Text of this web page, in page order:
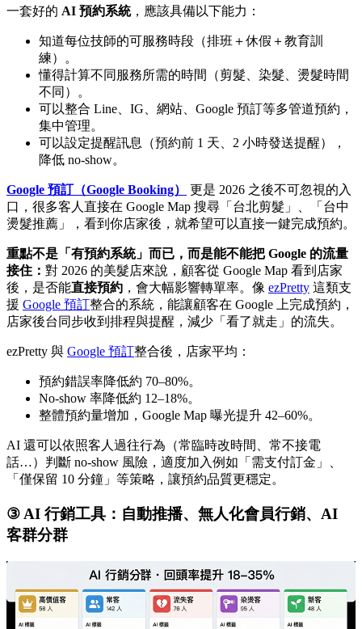
一套好的 AI 預約系統，應該具備以下能力：
知道每位技師的可服務時段（排班＋休假＋教育訓
練）。
懂得計算不同服務所需的時間（剪髮、染髮、燙髮時間
不同）。
可以整合 Line、IG、網站、Google 預訂等多管道預約，
集中管理。
可以設定提醒訊息（預約前 1 天、2 小時發送提醒），
降低 no-show。
Google 預訂（Google Booking）
更是 2026 之後不可忽視的入
口，很多客人直接在 Google Map 搜尋「台北剪髮」、「台中
燙髮推薦」，看到你店家後，就希望可以直接一鍵完成預約。
重點不是「有預約系統」而已，而是能不能把 Google 的流量
接住： 對 2026 的美髮店來說，顧客從 Google Map 看到店家
後，是否能直接預約 ，會大幅影響轉單率。像 ezPretty 這類支
援 Google 預訂整合的系統，能讓顧客在 Google 上完成預約，
店家後台同步收到排程與提醒，減少「看了就走」的流失。
ezPretty 與 Google 預訂整合後，店家平均：
預約錯誤率降低約 70–80%。
No-show 率降低約 12–18%。
整體預約量增加，Google Map 曝光提升 42–60%。
AI 還可以依照客人過往行為（常臨時改時間、常不接電
話…）判斷 no-show 風險，適度加入例如「需支付訂金」、
「僅保留 10 分鐘」等策略，讓預約品質更穩定。
③ AI 行銷工具：自動推播、無人化會員行銷、AI
客群分群